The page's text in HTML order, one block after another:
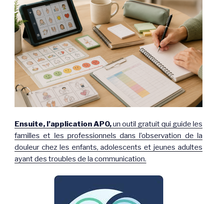
Ensuite, l’application APO,un outil gratuit qui guide les
familles et les professionnels dans l’observation de la
douleur chez les enfants, adolescents et jeunes adultes
ayant des troubles de la communication.